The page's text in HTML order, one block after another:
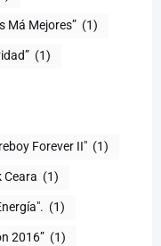
Má Mejores” (1)
(1)
Forever II" (1)
Ceara (1)
(1)
2016” (1)